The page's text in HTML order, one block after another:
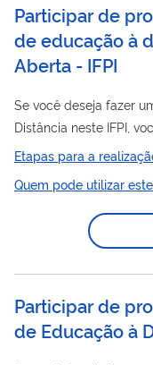
Participar de
de educação à
Aberta - IFPI
Se você deseja fazer
Distância neste IFPI,
meio de processo
Etapas para a
Quem pode utilizar
Participar de
de Educação à